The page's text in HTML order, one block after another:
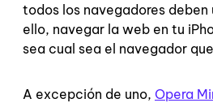
todos los navegadores deben
ello, navegar la web en tu
sea cual sea el navegador
A excepción de uno, Opera